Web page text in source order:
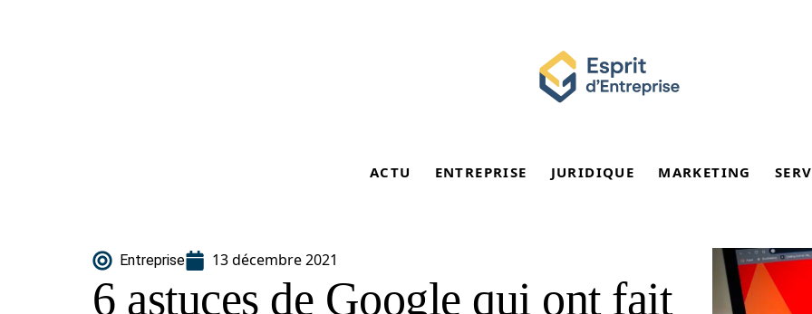
ACTU ENTREPRISE JURIDIQUE MARKETING
Entreprise 13 décembre 2021
6 astuces de Google qui ont fait